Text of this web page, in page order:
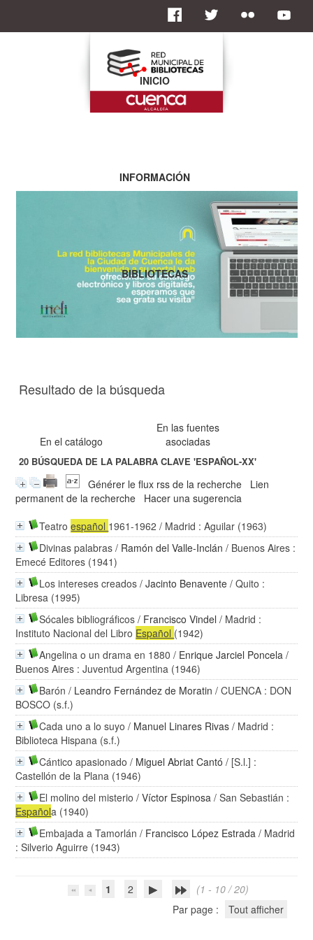
Resultado de la búsqueda
En el catálogo
En las fuentes
asociadas
20 BÚSQUEDA DE LA PALABRA CLAVE'ESPAÑOL-XX'
Générer le flux rss de la recherche
Lien
permanent de la recherche
Hacer una sugerencia
Teatroespañol 1961-1962 / Madrid : Aguilar (1963)
Divinas palabras / Ramón del Valle-Inclán / Buenos Aires :
Emecé Editores (1941)
Los intereses creados /Jacinto Benavente / Quito :
Libresa (1995)
Sócales bibliográficos / Francisco Vindel / Madrid :
Instituto Nacional del Libro Español (1942)
Angelina o un drama en 1880 / Enrique Jarciel Poncela /
Buenos Aires : Juventud Argentina (1946)
Barón / Leandro Fernández de Moratin / CUENCA : DON
BOSCO (s.f.)
Cada uno a lo suyo / Manuel Linares Rivas / Madrid :
Biblioteca Hispana (s.f.)
Cántico apasionado / Miguel Abriat Cantó / [S.l.] :
Castellón de la Plana (1946)
El molino del misterio /Víctor Espinosa / San Sebastián :
Española (1940)
Embajada a Tamorlán / Francisco López Estrada / Madrid
: Silverio Aguirre (1943)
1 2
(1 - 10 / 20)
Par page :
Tout afficher
INICIO
INFORMACIÓN
BIBLIOTECAS